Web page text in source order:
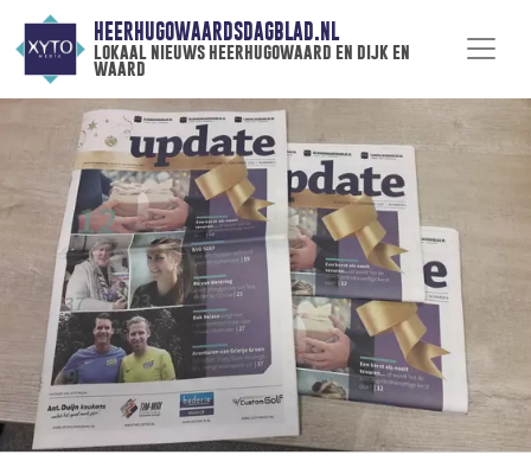
HEERHUGOWAARDSDAGBLAD.NL
lokaal nieuws heerhugowaard en dijk en
waard